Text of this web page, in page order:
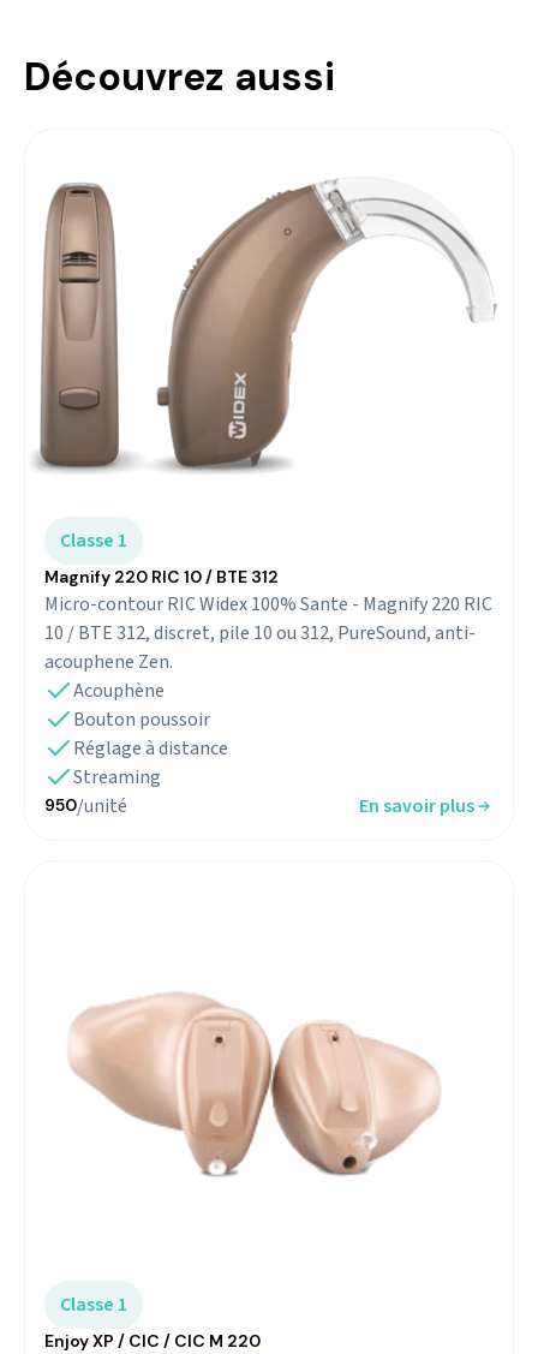
Découvrez aussi
Classe 1
Magnify 220 RIC 10 / BTE 312
Micro-contour RIC Widex 100% Sante - Magnify 220 RIC
10 / BTE 312, discret, pile 10 ou 312, PureSound, anti-
acouphene Zen.
Acouphène
Bouton poussoir
Réglage à distance
Streaming
950/unité En savoir plus
Classe 1
Enjoy XP / CIC / CIC M 220